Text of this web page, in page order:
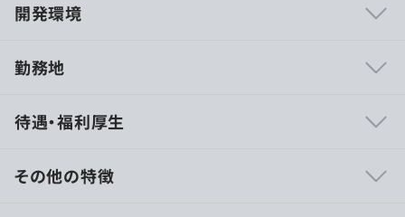
開発環境
患者様第一をモットーに、患者様が使いやすいサービスは
護施設に対して、お仕事の効率化やコスト削減ができるプ
ロダクトを提供しています。くすりの窓口が提供するどの
勤務地
待遇・福利厚生
その他の特徴